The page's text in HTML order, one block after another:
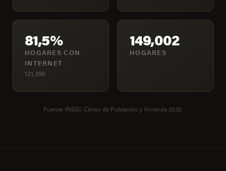
81,5%
HOGARES CON
INTERNET
121,390
149,002
HOGARES
Fuente: INEGI, Censo de Población y Vivienda 2020.